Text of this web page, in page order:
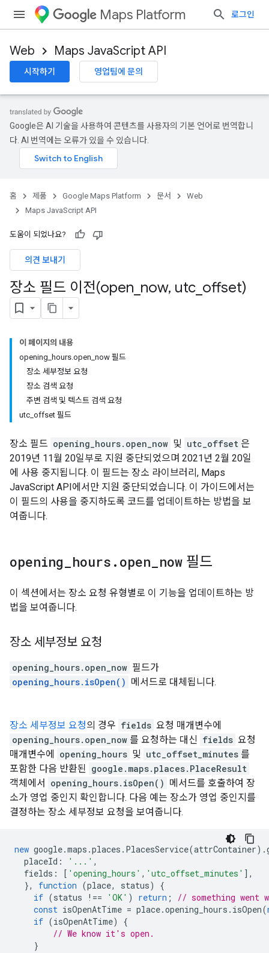
Maps Platform 로그인
Web Maps JavaScript API
시작하기 영업팀에 문의
Google은 AI 기술을 사용하여 콘텐츠를 사용자의 기본 언어로 번역합니
다. AI 번역에는 오류가 있을 수 있습니다.
홈 제품 Google Maps Platform 문서
Web
Maps JavaScript API
도움이 되었나요?
의견 보내기
장소 필드 이전(open now, utc offset)
이 페이지의 내용
opening_hours.open_now 필드
장소 세부정보 요청
장소 검색 요청
주변 검색 및 텍스트 검색 요청
utc_offset 필드
장소 필드 opening_hours.open_now 및 utc_offset 은
2019년 11월 20일부로 지원 중단되었으며 2021년 2월 20일
에 사용 중지됩니다. 이 필드는 장소 라이브러리, Maps
JavaScript API에서만 지원 중단되었습니다. 이 가이드에서는
이 필드의 사용을 중지하도록 코드를 업데이트하는 방법을 보
여줍니다.
opening hours . open now 필드
이 섹션에서는 장소 요청 유형별로 이 기능을 업데이트하는 방
법을 보여줍니다.
장소 세부정보 요청
opening_hours.open_now 필드가
opening_hours.isOpen() 메서드로 대체됩니다.
장소 세부정보 요청의 경우 fields 요청 매개변수에
opening_hours.open_now 를 요청하는 대신 fields 요청
매개변수에
opening_hours 및 utc_offset_minutes 를
포함한 다음 반환된 google.maps.places.PlaceResult
객체에서
opening_hours.isOpen() 메서드를 호출하여 장
소가 영업 중인지 확인합니다. 다음 예는 장소가 영업 중인지를
결정하는 장소 세부정보 요청을 보여줍니다.
new google.maps .places . PlacesService(attrContainer).
placeId : '...' ,
fields : [ 'opening_hours' , 'utc_offset_minutes' ],
},
function (place, status)
{
if (status !== 'OK' ) return ;
// something went
const isOpenAtTime = place.opening_hours . isOpen(
if (isOpenAtTime)
{
// We know it's open.
}